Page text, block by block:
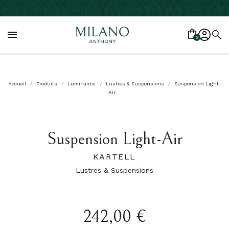
 0
Accueil Produits Luminaires Lustres & Suspensions
Suspension Light-
Air
Suspension Light-Air
KARTELL
Lustres & Suspensions
242,00 €